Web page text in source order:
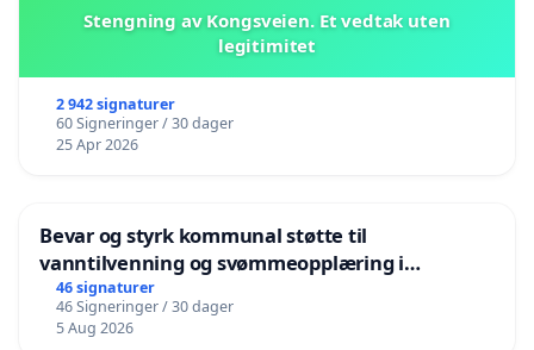
Stengning av Kongsveien. Et vedtak uten
legitimitet
2 942 signaturer
60 Signeringer / 30 dager
25 Apr 2026
Bevar og styrk kommunal støtte til
vanntilvenning og svømmeopplæring i
barnehagene i Haugesund
46 signaturer
46 Signeringer / 30 dager
5 Aug 2026